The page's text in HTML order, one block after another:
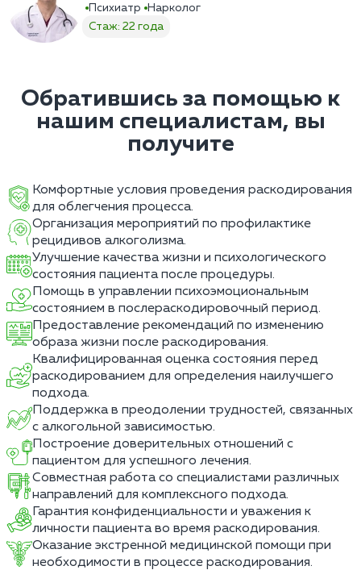
Психиатр
Нарколог
Стаж: 22 года
Обратившись за помощью к
нашим специалистам, вы
получите
Комфортные условия проведения раскодирования
для облегчения процесса.
Организация мероприятий по профилактике
рецидивов алкоголизма.
Улучшение качества жизни и психологического
состояния пациента после процедуры.
Помощь в управлении психоэмоциональным
состоянием в послераскодировочный период.
Предоставление рекомендаций по изменению
образа жизни после раскодирования.
Квалифицированная оценка состояния перед
раскодированием для определения наилучшего
подхода.
Поддержка в преодолении трудностей, связанных
с алкогольной зависимостью.
Построение доверительных отношений с
пациентом для успешного лечения.
Совместная работа со специалистами различных
направлений для комплексного подхода.
Гарантия конфиденциальности и уважения к
личности пациента во время раскодирования.
Оказание экстренной медицинской помощи при
необходимости в процессе раскодирования.